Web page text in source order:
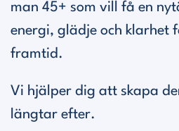
man 45+ som vill få en
energi, glädje och klarhet
framtid.
Vi hjälper dig att skapa
längtar efter.